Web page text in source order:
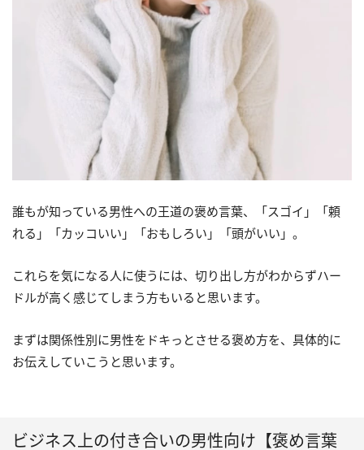
誰もが知っている男性への王道の褒め言葉、「スゴイ」「頼
れる」「カッコいい」「おもしろい」「頭がいい」。
これらを気になる人に使うには、切り出し方がわからずハー
ドルが高く感じてしまう方もいると思います。
まずは関係性別に男性をドキっとさせる褒め方を、具体的に
お伝えしていこうと思います。
ビジネス上の付き合いの男性向け【褒め言葉